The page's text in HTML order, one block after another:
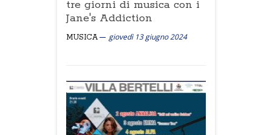
tre giorni di musica con i
Jane's Addiction
MUSICA giovedì 13 giugno 2024